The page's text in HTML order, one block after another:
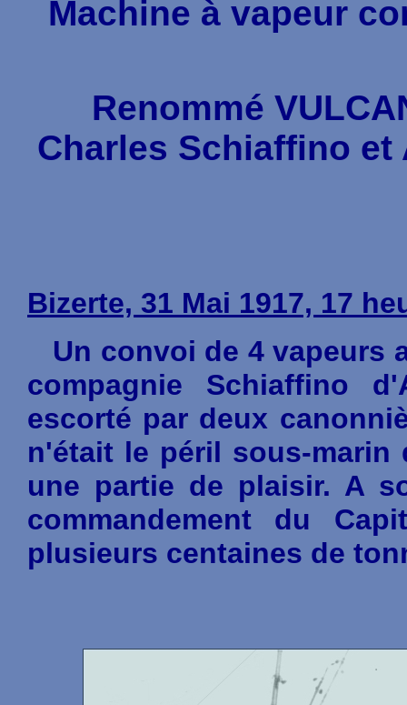
Machine à vapeur
Renommé
Charles Schiaffino et
Bizerte, 31 Mai 1917, 17
Un convoi de 4 vapeurs
compagnie Schiaffino
escorté par deux
n'était le péril sous-marin
une partie de plaisir. A
commandement du
plusieurs centaines de